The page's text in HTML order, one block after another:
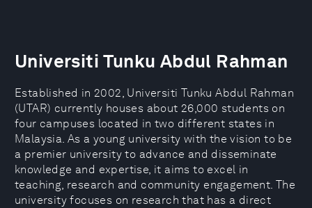
Universiti Tunku Abdul Rahman
Established in 2002, Universiti Tunku Abdul Rahman
(UTAR) currently houses about 26,000 students on
four campuses located in two different states in
Malaysia. As a young university with the vision to be
a premier university to advance and disseminate
knowledge and expertise, it aims to excel in
teaching, research and community engagement. The
university focuses on research that has a direct